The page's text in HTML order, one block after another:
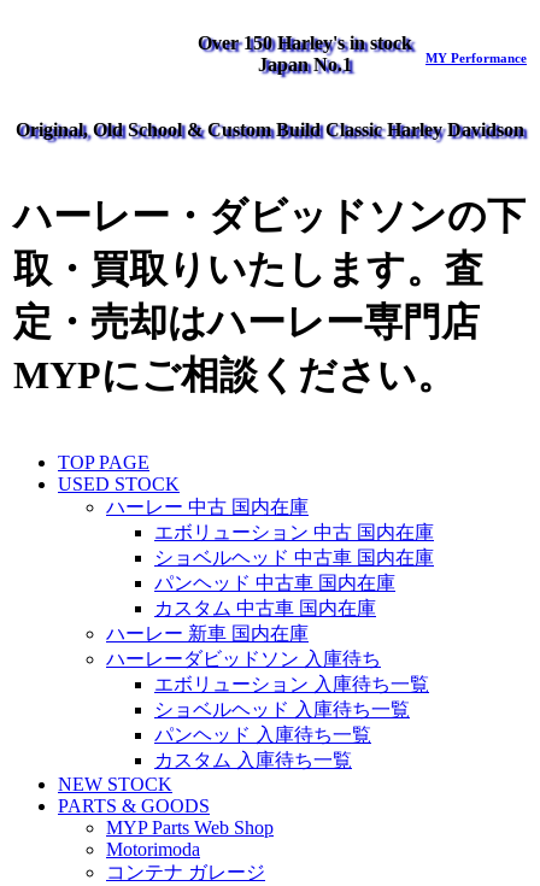
Over 150 Harley's in stock
Japan No.1
MY Performance
Original, Old School & Custom Build Classic Harley Davidson
ハーレー・ダビッドソンの下
取・買取りいたします。査
定・売却はハーレー専門店
MYPにご相談ください。
TOP PAGE
USED STOCK
ハーレー 中古 国内在庫
エボリューション 中古 国内在庫
ショベルヘッド 中古車 国内在庫
パンヘッド 中古車 国内在庫
カスタム 中古車 国内在庫
ハーレー 新車 国内在庫
ハーレーダビッドソン 入庫待ち
エボリューション 入庫待ち一覧
ショベルヘッド 入庫待ち一覧
パンヘッド 入庫待ち一覧
カスタム 入庫待ち一覧
NEW STOCK
PARTS & GOODS
MYP Parts Web Shop
Motorimoda
コンテナ ガレージ